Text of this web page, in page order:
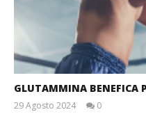
GLUTAMMINA BENEFICA
29 Agosto 2024
0